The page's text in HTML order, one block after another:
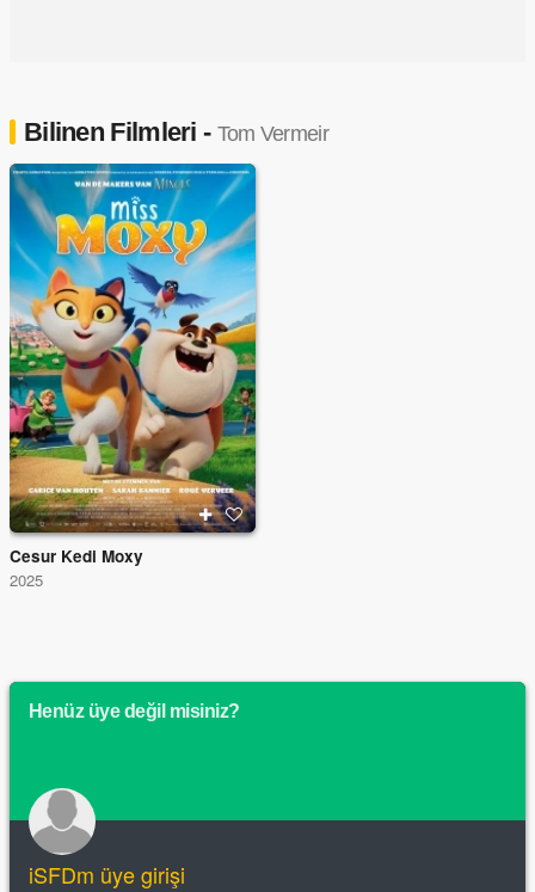
Bilinen Filmleri - Tom Vermeir
Cesur Kedi Moxy
2025
Henüz üye değil misiniz?
iSFDm üye girişi